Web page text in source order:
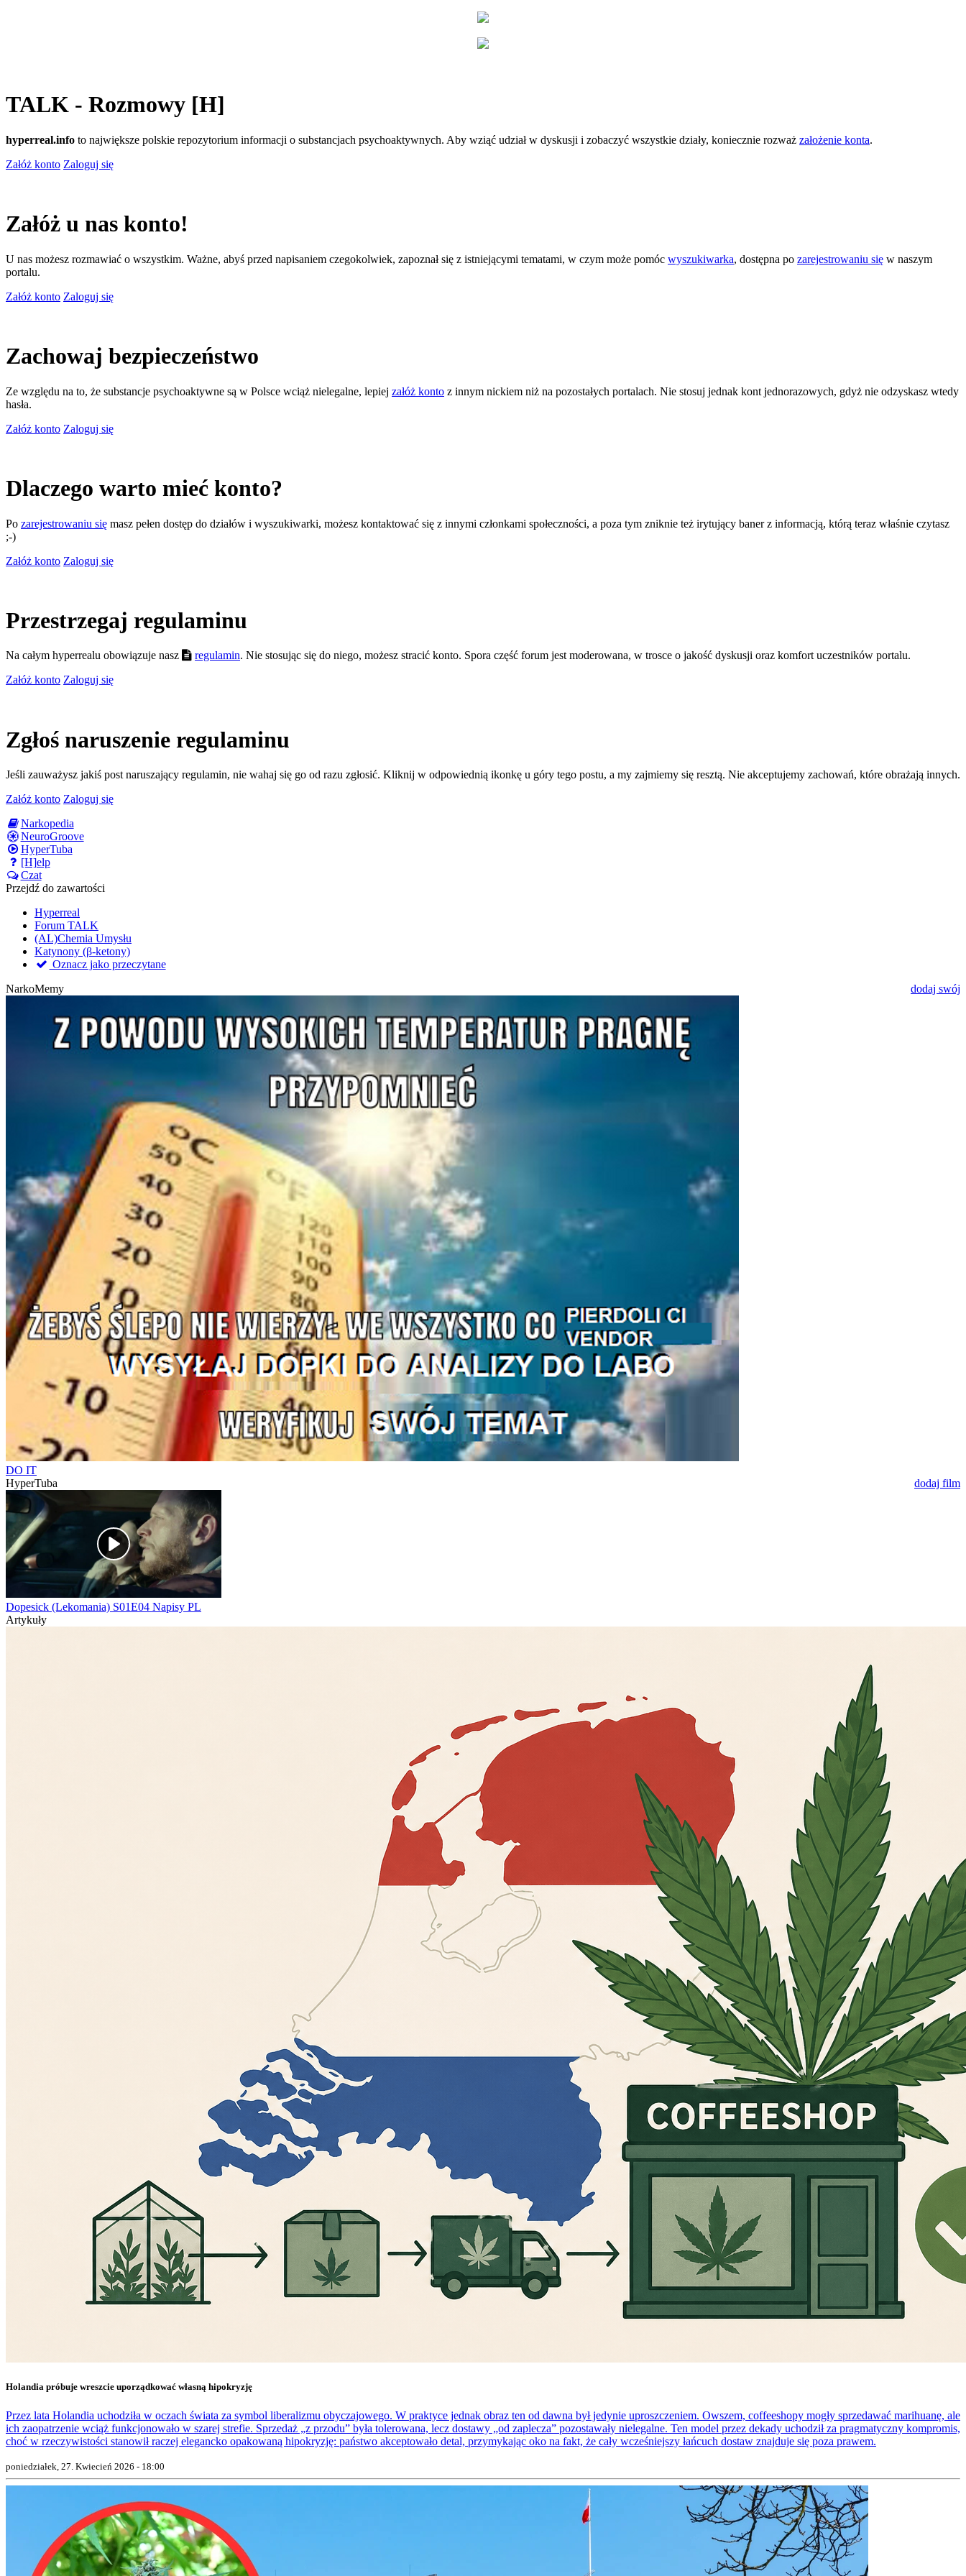
TALK - Rozmowy [H]
hyperreal.info to największe polskie repozytorium informacji o substancjach psychoaktywnych. Aby wziąć udział w dyskusji i zobaczyć wszystkie działy, koniecznie rozważ założenie konta.
Załóż konto Zaloguj się
Załóż u nas konto!
U nas możesz rozmawiać o wszystkim. Ważne, abyś przed napisaniem czegokolwiek, zapoznał się z istniejącymi tematami, w czym może pomóc wyszukiwarka, dostępna po zarejestrowaniu się w naszym
portalu.
Załóż konto Zaloguj się
Zachowaj bezpieczeństwo
Ze względu na to, że substancje psychoaktywne są w Polsce wciąż nielegalne, lepiej załóż konto z innym nickiem niż na pozostałych portalach. Nie stosuj jednak kont jednorazowych, gdyż nie odzyskasz wtedy
hasła.
Załóż konto Zaloguj się
Dlaczego warto mieć konto?
Po zarejestrowaniu się masz pełen dostęp do działów i wyszukiwarki, możesz kontaktować się z innymi członkami społeczności, a poza tym zniknie też irytujący baner z informacją, którą teraz właśnie czytasz
;-)
Załóż konto Zaloguj się
Przestrzegaj regulaminu
Na całym hyperrealu obowiązuje nasz regulamin. Nie stosując się do niego, możesz stracić konto. Spora część forum jest moderowana, w trosce o jakość dyskusji oraz komfort uczestników portalu.
Załóż konto Zaloguj się
Zgłoś naruszenie regulaminu
Jeśli zauważysz jakiś post naruszający regulamin, nie wahaj się go od razu zgłosić. Kliknij w odpowiednią ikonkę u góry tego postu, a my zajmiemy się resztą. Nie akceptujemy zachowań, które obrażają innych.
Załóż konto Zaloguj się
Narkopedia
NeuroGroove
HyperTuba
[H]elp
Czat
Przejdź do zawartości
Hyperreal
Forum TALK
(AL)Chemia Umysłu
Katynony (β-ketony)
Oznacz jako przeczytane
NarkoMemy
dodaj swój
DO IT
HyperTuba
dodaj film
Dopesick (Lekomania) S01E04 Napisy PL
Artykuły
Holandia próbuje wreszcie uporządkować własną hipokryzję
Przez lata Holandia uchodziła w oczach świata za symbol liberalizmu obyczajowego. W praktyce jednak obraz ten od dawna był jedynie uproszczeniem. Owszem, coffeeshopy mogły sprzedawać marihuanę, ale
ich zaopatrzenie wciąż funkcjonowało w szarej strefie. Sprzedaż „z przodu” była tolerowana, lecz dostawy „od zaplecza” pozostawały nielegalne. Ten model przez dekady uchodził za pragmatyczny kompromis,
choć w rzeczywistości stanowił raczej elegancko opakowaną hipokryzję: państwo akceptowało detal, przymykając oko na fakt, że cały wcześniejszy łańcuch dostaw znajduje się poza prawem.
poniedziałek, 27. Kwiecień 2026 - 18:00